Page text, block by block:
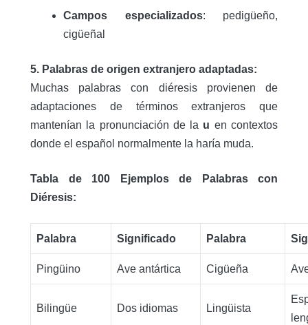
Campos especializados: pedigüeño,
cigüeñal
5. Palabras de origen extranjero adaptadas:
Muchas palabras con diéresis provienen de
adaptaciones de términos extranjeros que
mantenían la pronunciación de la u en contextos
donde el español normalmente la haría muda.
Tabla de 100 Ejemplos de Palabras con
Diéresis:
Palabra Significado Palabra
Pingüino Ave antártica Cigüeña
Bilingüe Dos idiomas Lingüista